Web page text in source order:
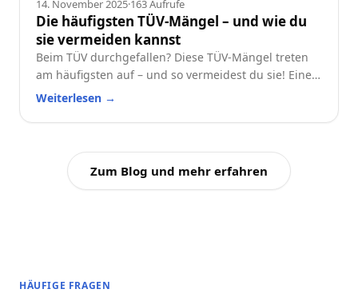
14. November 2025·163Aufrufe
Die häufigsten TÜV-Mängel – und wie du
sie vermeiden kannst
Beim TÜV durchgefallen? Diese TÜV-Mängel treten
am häufigsten auf – und so vermeidest du sie! Eine
praktische Checkliste für alle Autofahrer.
Weiterlesen →
Zum Blog und mehr erfahren
HÄUFIGE FRAGEN